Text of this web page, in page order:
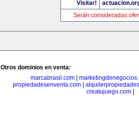
Visitar!
Serán consideradas
Otros dominios en venta:
marcabrasil.com
propiedadesenventa.com
creatujuego.com|